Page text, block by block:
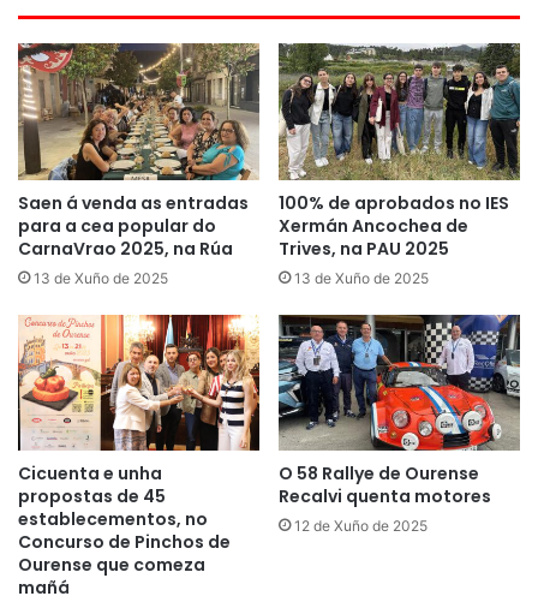
Saen á venda as entradas
para a cea popular do
CarnaVrao 2025, na Rúa
13 de Xuño de 2025
100% de aprobados no IES
Xermán Ancochea de
Trives, na PAU 2025
13 de Xuño de 2025
Cicuenta e unha
propostas de 45
establecementos, no
Concurso de Pinchos de
Ourense que comeza
mañá
O 58 Rallye de Ourense
Recalvi quenta motores
12 de Xuño de 2025